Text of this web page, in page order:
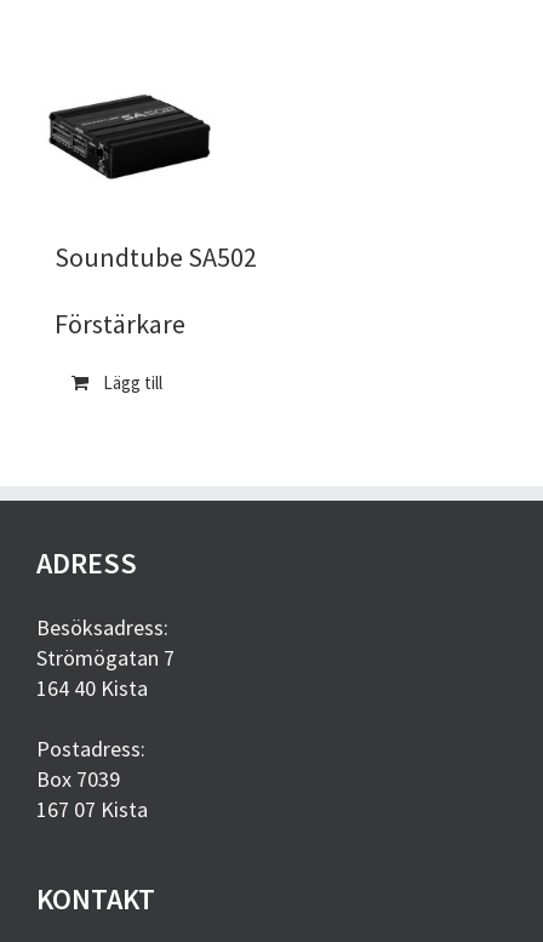
Soundtube SA502
Förstärkare
Lägg till
ADRESS
Besöksadress:
Strömögatan 7
164 40 Kista
Postadress:
Box 7039
167 07 Kista
KONTAKT